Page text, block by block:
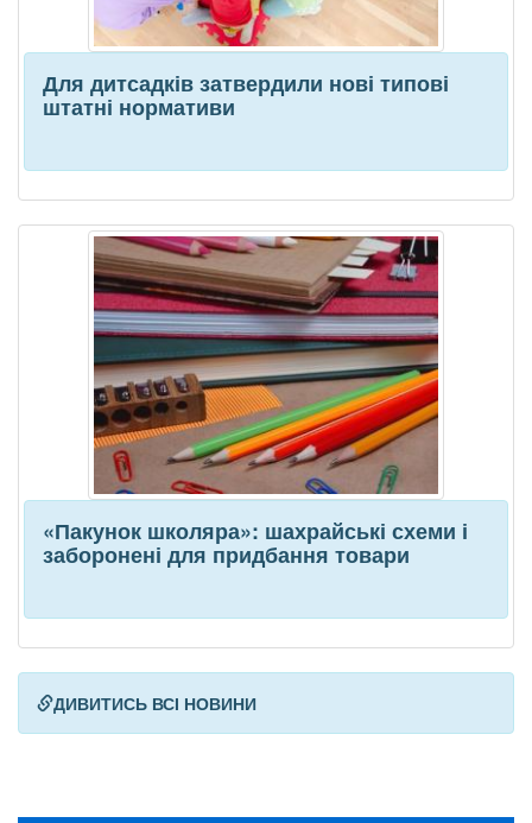
Для дитсадків затвердили нові типові
штатні нормативи
«Пакунок школяра»: шахрайські схеми і
заборонені для придбання товари
ДИВИТИСЬ ВСІ НОВИНИ